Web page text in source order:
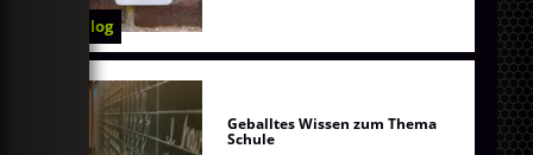
Blog
Geballtes Wissen zum Thema
Schule